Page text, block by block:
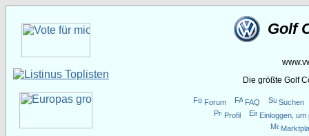
Golf
Die größte Golf
Forum FAQ
Suchen
Profil
Einloggen,